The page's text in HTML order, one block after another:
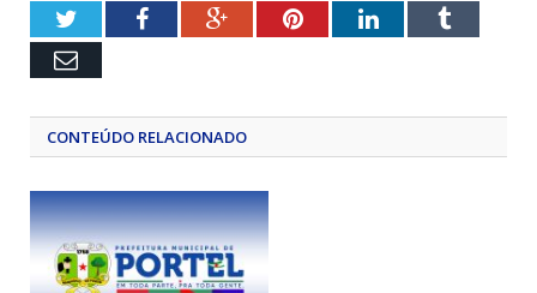
TwitterFacebookGoogle+PinterestLinkedInTumblr
Email
CONTEÚDO RELACIONADO